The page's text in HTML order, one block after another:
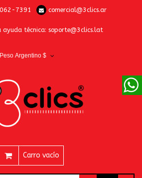
7391 comercial@3clics.ar
ayuda técnica: soporte@3clics.lat
Peso Argentino $
Carro vacío